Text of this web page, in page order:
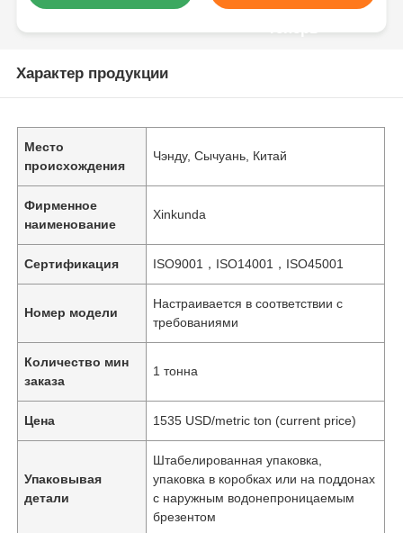
Характер продукции
Место
происхождения
Чэнду, Сычуань, Китай
Фирменное
наименование
Xinkunda
Сертификация ISO9001，ISO14001，ISO45001
Номер модели
Настраивается в соответствии с
требованиями
Количество мин
заказа
1 тонна
Цена 1535 USD/metric ton (current price)
Упаковывая
детали
Штабелированная упаковка,
упаковка в коробках или на поддонах
с наружным водонепроницаемым
брезентом